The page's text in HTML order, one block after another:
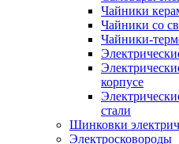
Чайники
Чайники со
Чайники-
корпусе
стали
Шинковки
Электросковороды